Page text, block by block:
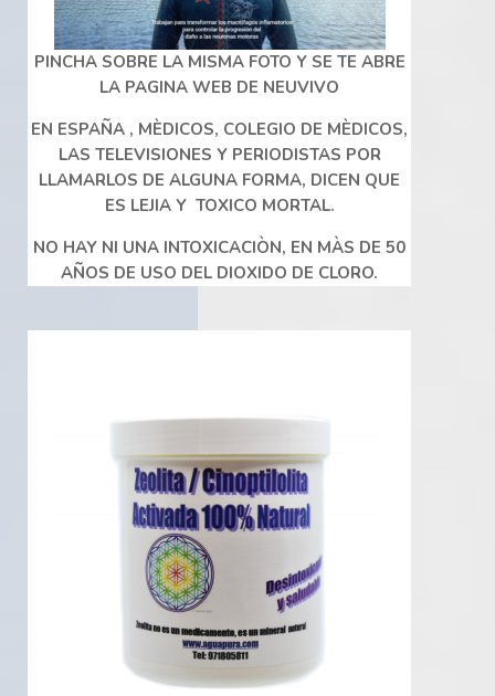
PINCHA SOBRE LA MISMA FOTO Y SE TE ABRE
LA PAGINA WEB DE NEUVIVO
EN ESPAÑA , MÈDICOS, COLEGIO DE MÈDICOS,
LAS TELEVISIONES Y PERIODISTAS POR
LLAMARLOS DE ALGUNA FORMA, DICEN QUE
ES LEJIA Y TOXICO MORTAL.
NO HAY NI UNA INTOXICACIÒN, EN MÀS DE 50
AÑOS DE USO DEL DIOXIDO DE CLORO.